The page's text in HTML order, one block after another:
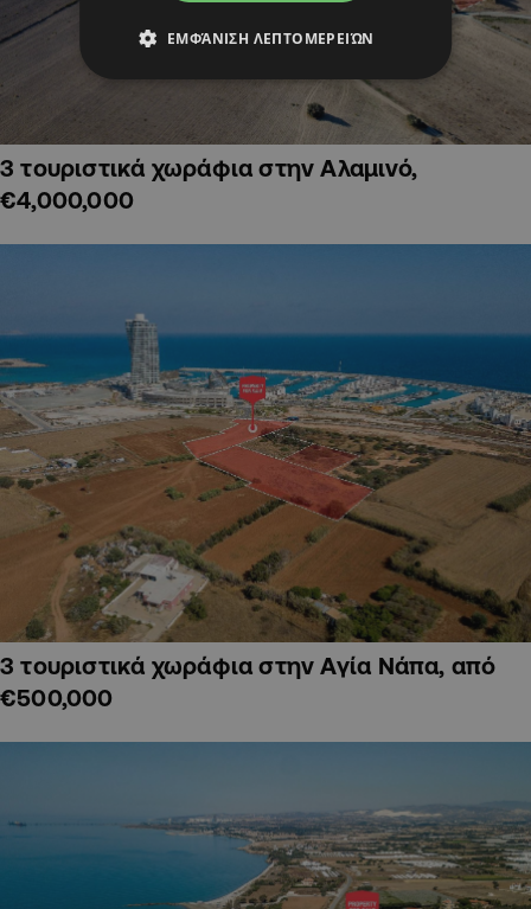
3 τουριστικά χωράφια στην Αλαμινό,
€4,000,000
3 τουριστικά χωράφια στην Αγία Νάπα, από
€500,000
ΕΜΦΆΝΙΣΗ ΛΕΠΤΟΜΕΡΕΙΏΝ